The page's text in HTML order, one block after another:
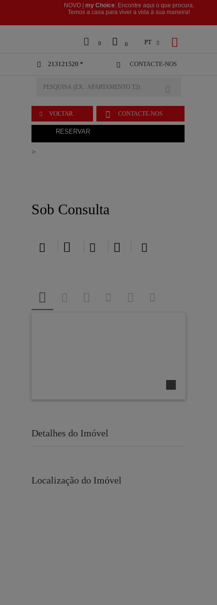
PT  
CONTACTE-NOS
 0  0
 213121520 * 
NOVO | my Choice: Encontre aqui o que procura.
​​​​​​​Temos a casa para viver a vida à sua maneira!
>
Sob Consulta
    
Detalhes do Imóvel
Localização do Imóvel
 VOLTAR  CONTACTE-NOS
RESERVAR